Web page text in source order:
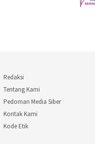
Redaksi
Tentang Kami
Pedoman Media Siber
Kontak Kami
Kode Etik